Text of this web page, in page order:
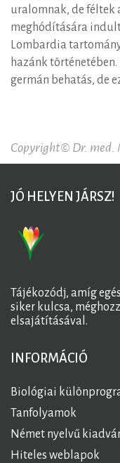
uralomnak, de féltek
meghódítására
Lombardia
hazánk
germán behatás, de
Copyright© Dr. med.
JÓ HELYEN JÁRSZ!
Tájékozódj, amíg
siker kulcsa,
elsajátításával.
INFORMÁCIÓ
Biológiai
Tanfolyamok
Német nyelvű
Hiteles weblapok